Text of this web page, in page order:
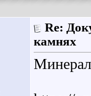
Re:
камнях